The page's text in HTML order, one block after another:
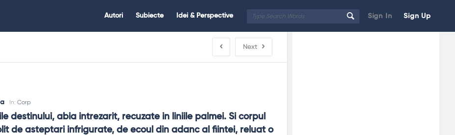
Sign In Sign Up
Citate.ro
Autori Subiecte Idei & Perspective
Next
In:Corp
destinului, abia intrezarit, recuzate in liniile palmei. Si corpul
de asteptari infrigurate, de ecoul din adanc al fiintei, reluat o